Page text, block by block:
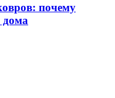
почему
дома